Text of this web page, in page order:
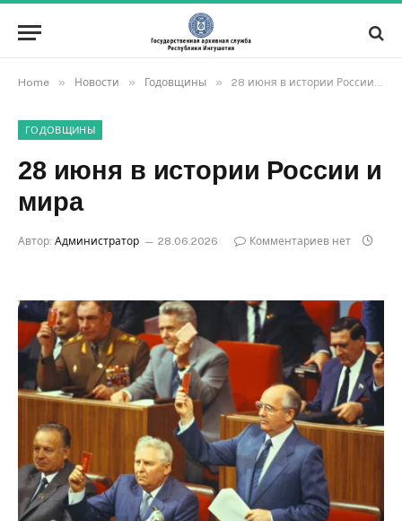
Home » Новости » Годовщины » 28 июня в истории России и мира
ГОДОВЩИНЫ
28 июня в истории России и
мира
Автор: Администратор 28.06.2026 Комментариев нет